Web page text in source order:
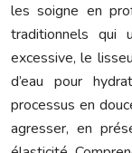
les soigne en
traditionnels qui
excessive, le
d’eau pour
processus en
agresser, en